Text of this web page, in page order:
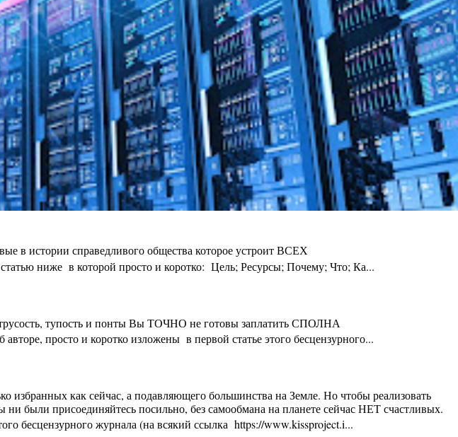
в истории справедливого общества которое устроит ВСЕХ
ниже в которой просто и коротко: Цель; Ресурсы; Почему; Что; Ка...
тупость и понты Вы ТОЧНО не готовы заплатить СПОЛНА
просто и коротко изложены в первой статье этого бесцензурного...
избранных как сейчас, а подавляющего большинства на Земле. Но чтобы реализовать
были присоединяйтесь посильно, без самообмана на планете сейчас НЕТ счастливых.
бесцензурного журнала (на всякий ссылка https://www.kissproject.i...